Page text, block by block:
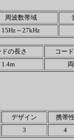
周波数帯域
15Hz～27kHz
ドの長さ
コー
1.4m
デザイン
携帯
3 4